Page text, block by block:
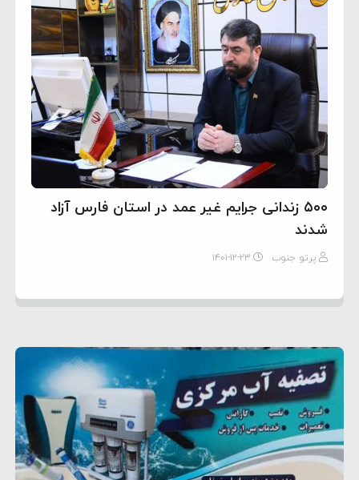
۵۰۰ زندانی جرایم غیر عمد در استان فارس آزاد
شدند
پرتو جنوب ۱۴۰۱-۱۲-۲۳